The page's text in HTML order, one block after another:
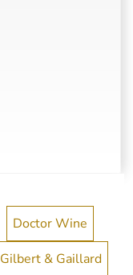
Doctor Wine
Gilbert & Gaillard